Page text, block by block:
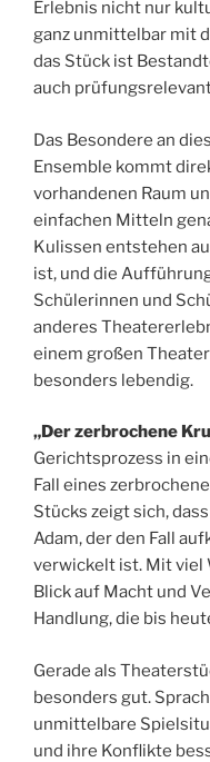
Erlebnis nicht nur
ganz unmittelbar mit
das Stück ist
auch
Das Besondere an
Ensemble kommt
vorhandenen Raum
einfachen Mitteln
Kulissen entstehen
ist, und die
Schülerinnen und
anderes
einem großen
besonders lebendig.
„Der zerbrochene
Gerichtsprozess in
Fall eines
Stücks zeigt sich,
Adam, der den Fall
verwickelt ist. Mit viel
Blick auf Macht und
Handlung, die bis
Gerade als
besonders gut.
unmittelbare
und ihre Konflikte